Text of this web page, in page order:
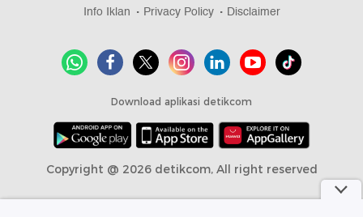
Info Iklan
Privacy Policy Disclaimer
Download aplikasi detikcom
Copyright @ 2026 detikcom, All right reserved